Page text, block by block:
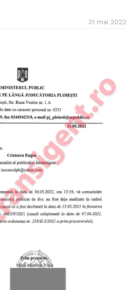
31 mai 2022